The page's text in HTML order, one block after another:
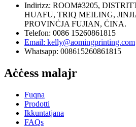
Indirizz: ROOM#3205,
HUAFU, TRIQ MEILING,
PROVINĊJA FUJIAN, ĊINA.
Telefon: 0086 15260861815
Email: kelly@aomingprinting.com
Whatsapp: 008615260861815
Aċċess malajr
Fuqna
Prodotti
Ikkuntatjana
FAQs